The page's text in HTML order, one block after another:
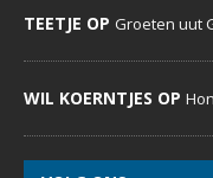
TEETJE OP Groeten uut
WIL KOERNTJES OP